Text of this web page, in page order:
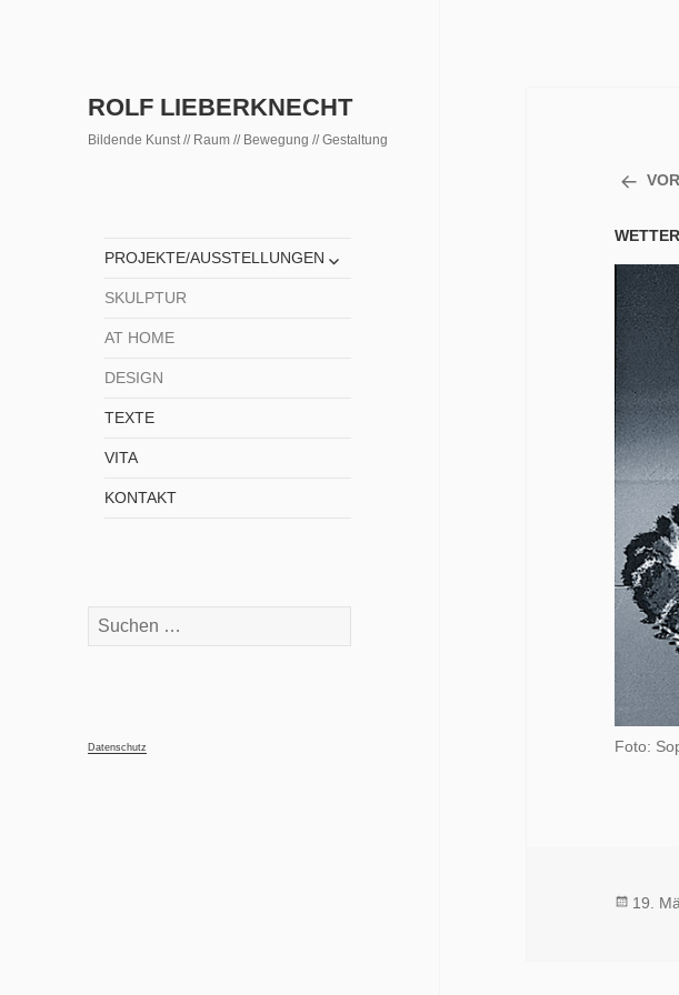
ROLF LIEBERKNECHT
Bildende Kunst // Raum // Bewegung // Gestaltung
PROJEKTE/AUSSTELLUNGENuntermenü
anzeigen
SKULPTUR
AT HOME
DESIGN
TEXTE
VITA
KONTAKT
Suchen
Datenschutz Foto:
19.